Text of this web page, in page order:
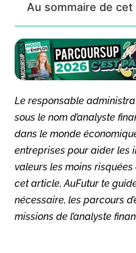
Au sommaire de
Le responsable
sous le nom d’analyste
dans le monde
entreprises pour aider les
valeurs les moins
cet article, AuFutur te
nécessaire, les parcours
missions de l’analyste